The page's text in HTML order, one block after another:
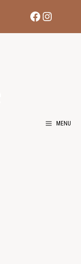
Facebook
MENU